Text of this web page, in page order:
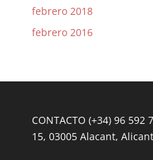
febrero 2018
febrero 2016
CONTACTO (+34) 96
15, 03005 Alacant,